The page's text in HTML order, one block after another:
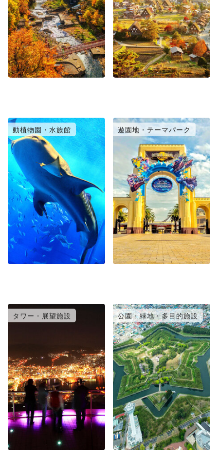
動植物園・水族館 遊園地・テーマパーク
タワー・展望施設 公園・緑地・多目的施設